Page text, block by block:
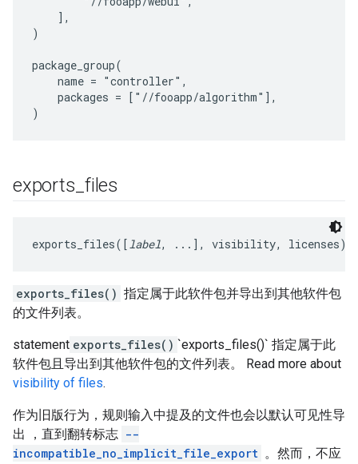
    ],
)
package_group(
    name = "controller",
    packages = ["//fooapp/algorithm"],
exports _files
exports_files([label, ...], visibility, licenses)
exports_files() 指定属于此软件包并导出到其他软件包
的文件列表。
statement exports_files() `exports_files()` 指定属于此
软件包且导出到其他软件包的文件列表。 Read more about
visibility of files.
作为旧版行为，规则输入中提及的文件也会以默认可见性导
出 ，直到翻转标志 --
incompatible_no_implicit_file_export 。然而，不应